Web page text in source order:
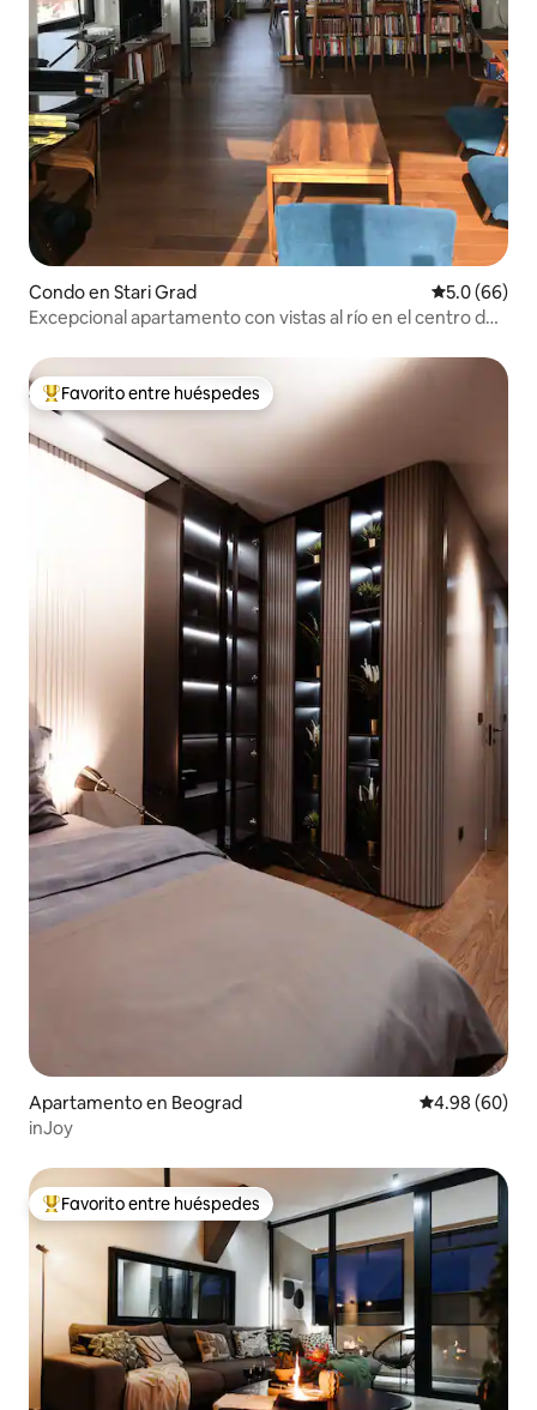
Condo en Stari Grad Calificación
5.0 (66)
Excepcional apartamento con vistas al río en el centro de
Favorito entre huéspedes preferido
Favorito entre huéspedes
Apartamento en Beograd Calificación
4.98 (60)
inJoy
Favorito entre huéspedes preferido
Favorito entre huéspedes